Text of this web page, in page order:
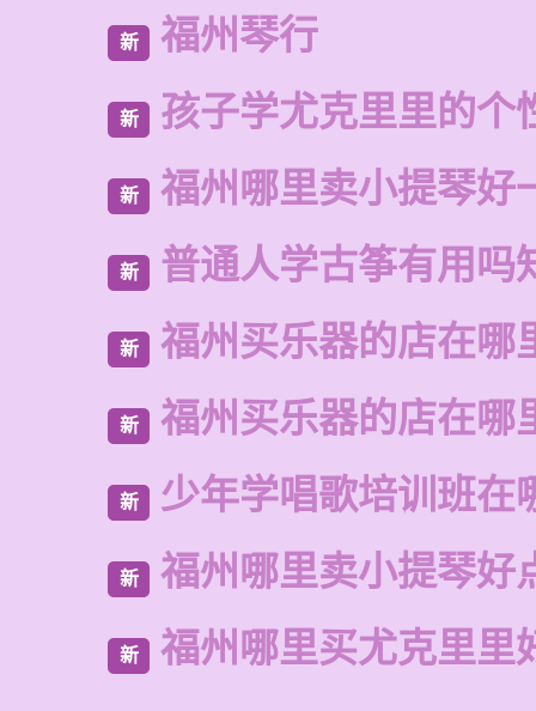
新 福州琴行
新 孩子学尤克里里的个
新 福州哪里卖小提琴好
新 普通人学古筝有用吗
新 福州买乐器的店在哪
新 福州买乐器的店在哪
新 少年学唱歌培训班在
新 福州哪里卖小提琴好
新 福州哪里买尤克里里